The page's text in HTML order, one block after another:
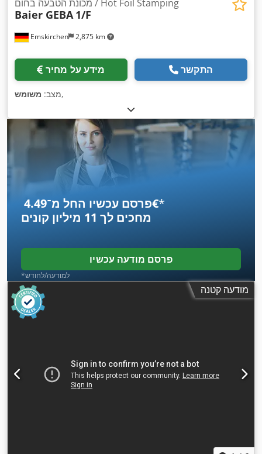
Emskirchen 2,875 km
מכונת הטבעה בחום / Hot Foil Stamping
Baier GEBA 1/F
מידע על מחיר התקשר
מצב: משומש ,
פרסם עכשיו החל מ־‏4.49 ‏€*
מחכים לך 11 מיליון קונים
פרסם מודעה עכשיו
*למודעה/לחודש
מודעה קטנה